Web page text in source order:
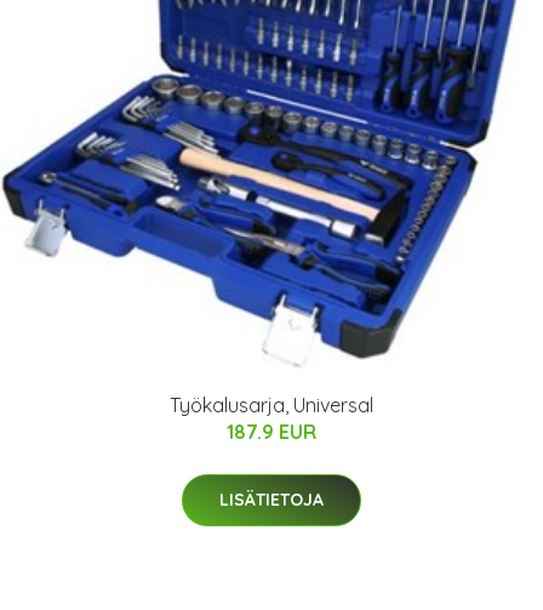
Työkalusarja, Universal
187.9 EUR
LISÄTIETOJA